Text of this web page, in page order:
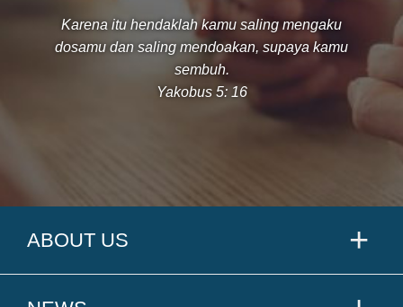
Karena itu hendaklah kamu saling mengaku
dosamu dan saling mendoakan, supaya kamu
sembuh.
Yakobus 5: 16
ABOUT US